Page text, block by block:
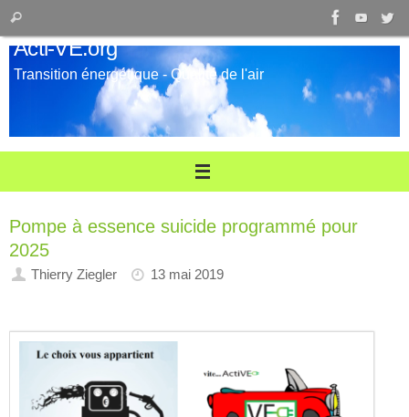
Passer
au
contenu
pour
:
Rechercher
Acti-VE.org
Transition énergétique - Qualité de l'air
Pompe à essence suicide programmé pour
2025
Thierry Ziegler 13 mai 2019